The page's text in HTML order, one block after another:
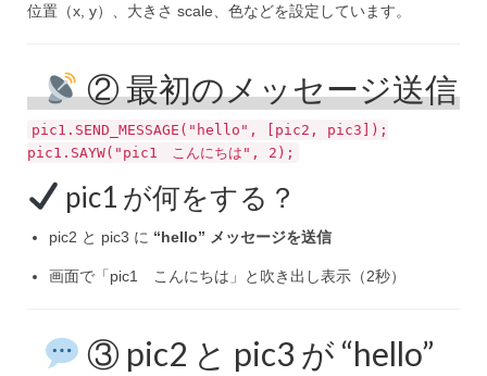
位置（x, y）、大きさ scale、色などを設定しています。
② 最初のメッセージ送信
pic1. SEND_MESSAGE ( "hello" , [pic2, pic3]);
pic1. SAYW( "pic1 こんにちは" , 2 );
pic1 が何をする？
pic2 と pic3 に “hello” メッセージを送信
画面で「pic1 こんにちは」と吹き出し表示（2秒）
③ pic2 と pic3 が “hello”